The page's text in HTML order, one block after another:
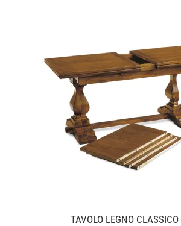
TAVOLO LEGNO